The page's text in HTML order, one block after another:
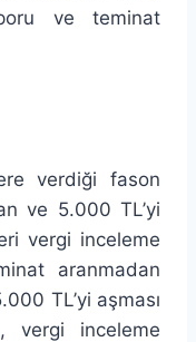
ve teminat
verdiği fason
ve 5.000 TL’yi
vergi inceleme
aranmadan
TL’yi aşması
vergi inceleme